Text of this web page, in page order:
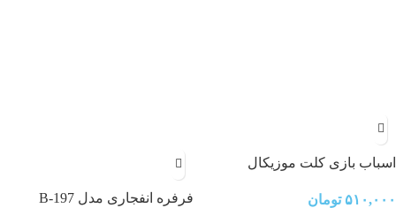
اسباب بازی کلت موزیکال
۵۱۰,۰۰۰ تومان
فرفره انفجاری مدل B-197